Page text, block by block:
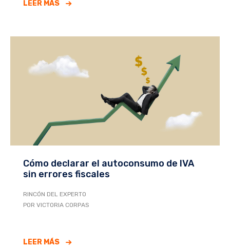
LEER MÁS
Cómo declarar el autoconsumo de IVA
sin errores fiscales
RINCÓN DEL EXPERTO
POR VICTORIA CORPAS
LEER MÁS